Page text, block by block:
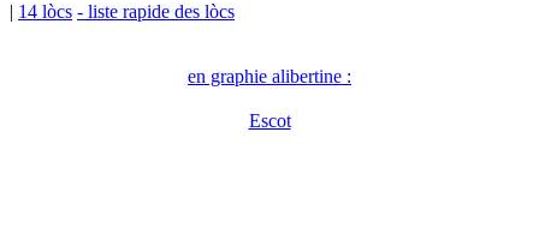
| 14 lòcs - liste rapide des lòcs
en graphie alibertine :
Escot